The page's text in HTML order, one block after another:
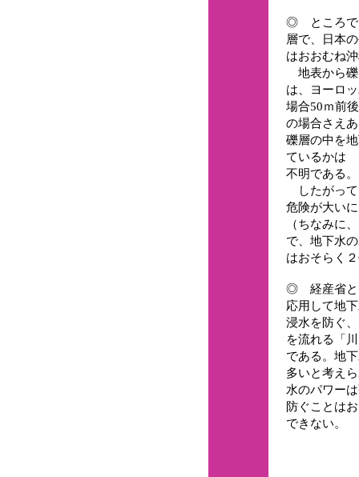
◎ ところで
層で、日本
はおおむね
地表から礫
は、ヨーロ
場合50ｍ前
の場合さえ
礫層の中を
ているかは
不明である。
したがって
危険が大い
（ちなみに
で、地下水
はおそらく
◎ 経産省と
応用して地
浸水を防ぐ
を流れる「
である。地
多いと考え
水のパワー
防ぐことは
できない。